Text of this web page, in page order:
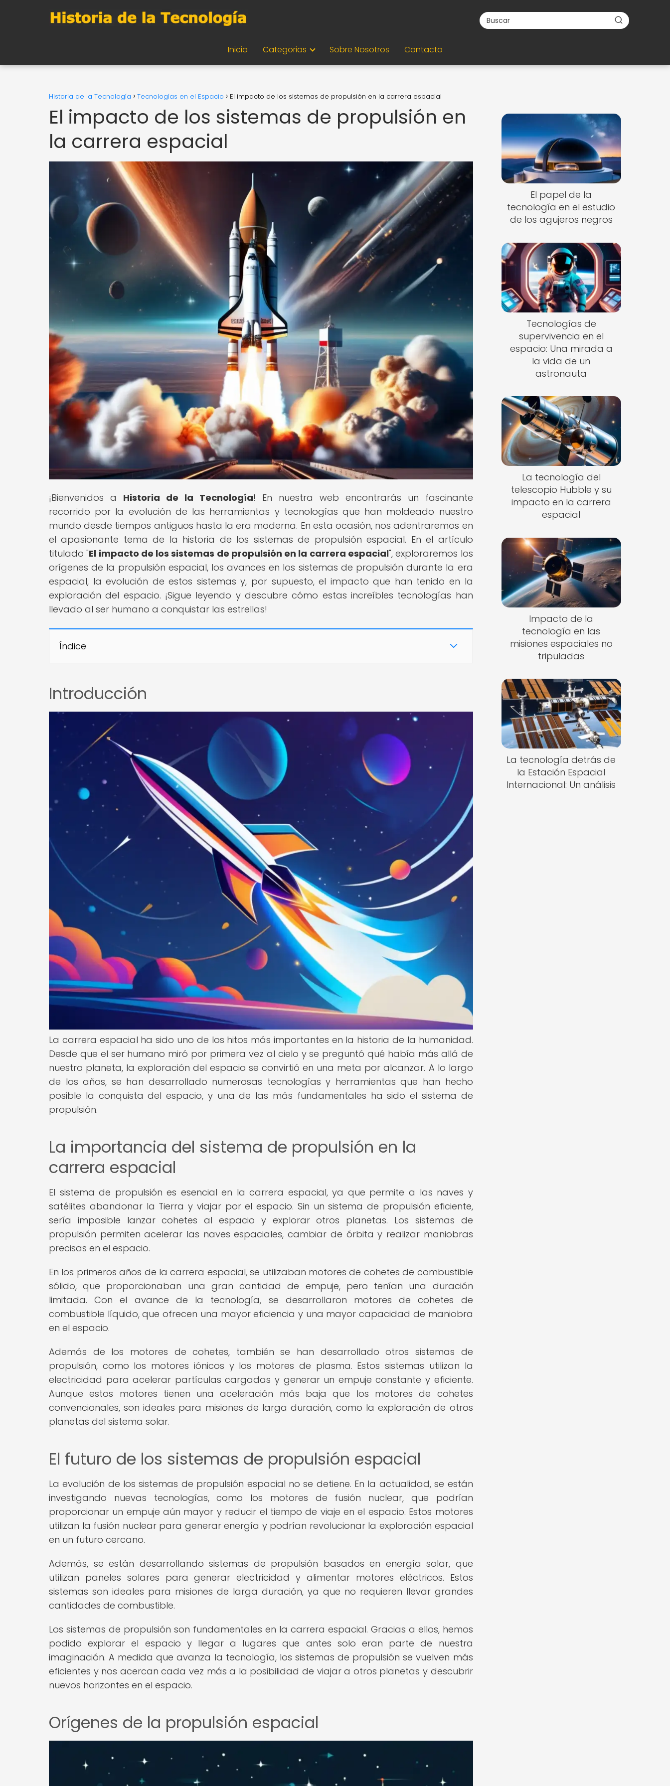
Inicio Categorias Sobre Nosotros Contacto
Historia de la Tecnología Tecnologías en el Espacio El impacto de los sistemas de propulsión en la carrera espacial
El impacto de los sistemas de propulsión en
la carrera espacial
¡Bienvenidos a Historia de la Tecnología! En nuestra web encontrarás un fascinante
recorrido por la evolución de las herramientas y tecnologías que han moldeado nuestro
mundo desde tiempos antiguos hasta la era moderna. En esta ocasión, nos adentraremos en
el apasionante tema de la historia de los sistemas de propulsión espacial. En el artículo
titulado "El impacto de los sistemas de propulsión en la carrera espacial", exploraremos los
orígenes de la propulsión espacial, los avances en los sistemas de propulsión durante la era
espacial, la evolución de estos sistemas y, por supuesto, el impacto que han tenido en la
exploración del espacio. ¡Sigue leyendo y descubre cómo estas increíbles tecnologías han
llevado al ser humano a conquistar las estrellas!
Índice
Introducción
La carrera espacial ha sido uno de los hitos más importantes en la historia de la humanidad.
Desde que el ser humano miró por primera vez al cielo y se preguntó qué había más allá de
nuestro planeta, la exploración del espacio se convirtió en una meta por alcanzar. A lo largo
de los años, se han desarrollado numerosas tecnologías y herramientas que han hecho
posible la conquista del espacio, y una de las más fundamentales ha sido el sistema de
propulsión.
La importancia del sistema de propulsión en la
carrera espacial
El sistema de propulsión es esencial en la carrera espacial, ya que permite a las naves y
satélites abandonar la Tierra y viajar por el espacio. Sin un sistema de propulsión eficiente,
sería imposible lanzar cohetes al espacio y explorar otros planetas. Los sistemas de
propulsión permiten acelerar las naves espaciales, cambiar de órbita y realizar maniobras
precisas en el espacio.
En los primeros años de la carrera espacial, se utilizaban motores de cohetes de combustible
sólido, que proporcionaban una gran cantidad de empuje, pero tenían una duración
limitada. Con el avance de la tecnología, se desarrollaron motores de cohetes de
combustible líquido, que ofrecen una mayor eficiencia y una mayor capacidad de maniobra
en el espacio.
Además de los motores de cohetes, también se han desarrollado otros sistemas de
propulsión, como los motores iónicos y los motores de plasma. Estos sistemas utilizan la
electricidad para acelerar partículas cargadas y generar un empuje constante y eficiente.
Aunque estos motores tienen una aceleración más baja que los motores de cohetes
convencionales, son ideales para misiones de larga duración, como la exploración de otros
planetas del sistema solar.
El futuro de los sistemas de propulsión espacial
La evolución de los sistemas de propulsión espacial no se detiene. En la actualidad, se están
investigando nuevas tecnologías, como los motores de fusión nuclear, que podrían
proporcionar un empuje aún mayor y reducir el tiempo de viaje en el espacio. Estos motores
utilizan la fusión nuclear para generar energía y podrían revolucionar la exploración espacial
en un futuro cercano.
Además, se están desarrollando sistemas de propulsión basados en energía solar, que
utilizan paneles solares para generar electricidad y alimentar motores eléctricos. Estos
sistemas son ideales para misiones de larga duración, ya que no requieren llevar grandes
cantidades de combustible.
Los sistemas de propulsión son fundamentales en la carrera espacial. Gracias a ellos, hemos
podido explorar el espacio y llegar a lugares que antes solo eran parte de nuestra
imaginación. A medida que avanza la tecnología, los sistemas de propulsión se vuelven más
eficientes y nos acercan cada vez más a la posibilidad de viajar a otros planetas y descubrir
nuevos horizontes en el espacio.
Orígenes de la propulsión espacial
El papel de la
tecnología en el estudio
de los agujeros negros
Tecnologías de
supervivencia en el
espacio: Una mirada a
la vida de un
astronauta
La tecnología del
telescopio Hubble y su
impacto en la carrera
espacial
Impacto de la
tecnología en las
misiones espaciales no
tripuladas
La tecnología detrás de
la Estación Espacial
Internacional: Un análisis